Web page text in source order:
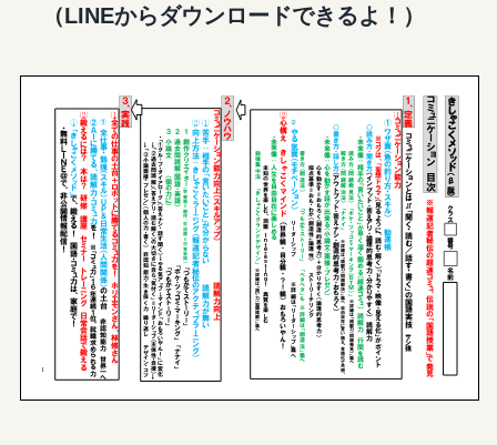
（LINEからダウンロードできるよ！）